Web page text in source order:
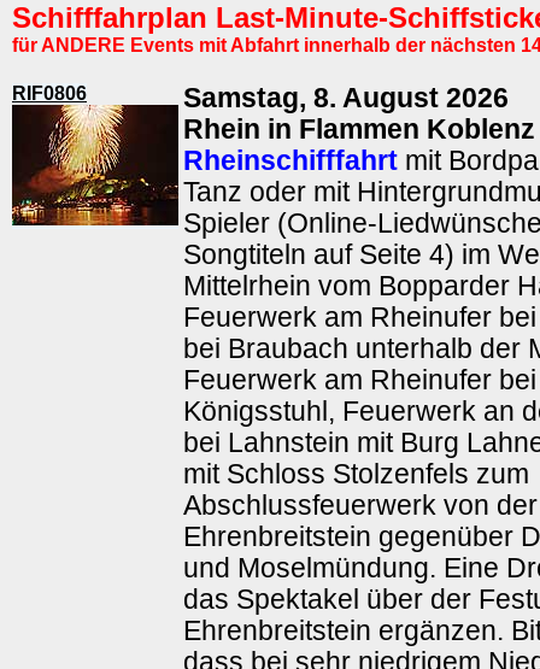
Schifffahrplan Last-Minute-
für ANDERE Events mit Abfahrt innerhalb der nächsten
RIF0806
Samstag, 8. August 2026
Rhein in Flammen Koblenz
Rheinschifffahrt mit
Tanz oder mit
Spieler (Online-
Songtiteln auf Seite 4) im
Mittelrhein vom Bopparder
Feuerwerk am Rheinufer
bei Braubach unterhalb der
Feuerwerk am Rheinufer
Königsstuhl, Feuerwerk an
bei Lahnstein mit Burg
mit Schloss Stolzenfels zum
Abschlussfeuerwerk von
Ehrenbreitstein gegenüber
und Moselmündung. Eine
das Spektakel über der
Ehrenbreitstein ergänzen.
dass bei sehr niedrigem